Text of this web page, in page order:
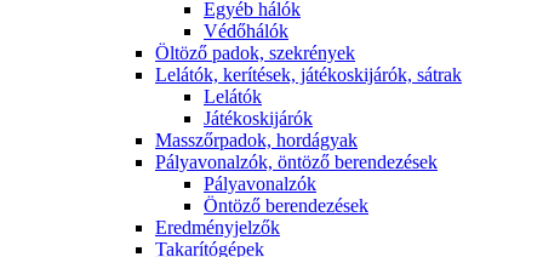
Egyéb hálók
Védőhálók
Öltöző padok, szekrények
Lelátók, kerítések, játékoskijárók, sátrak
Lelátók
Játékoskijárók
Masszőrpadok, hordágyak
Pályavonalzók, öntöző berendezések
Pályavonalzók
Öntöző berendezések
Eredményjelzők
Takarítógépek